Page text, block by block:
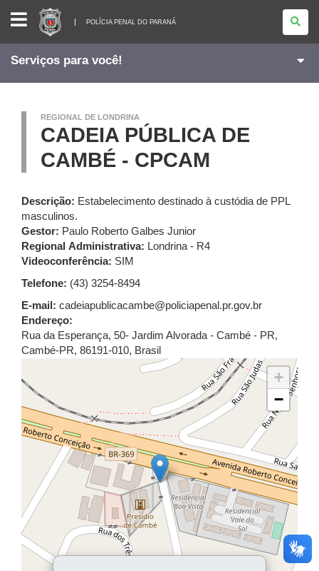
POLÍCIA
PENAL
DO
PARANÁ
POLÍCIA PENAL DO PARANÁ
Serviços para você!
REGIONAL DE LONDRINA
CADEIA PÚBLICA DE
CAMBÉ - CPCAM
Descrição: Estabelecimento destinado à custódia de PPL
masculinos.
Gestor: Paulo Roberto Galbes Junior
Regional Administrativa: Londrina - R4
Videoconferência: SIM
Telefone: (43) 3254-8494
E-mail: cadeiapublicacambe@policiapenal.pr.gov.br
Endereço:
Rua da Esperança, 50- Jardim Alvorada - Cambé - PR,
Cambé-PR, 86191-010, Brasil
+
−